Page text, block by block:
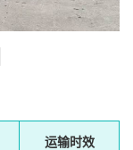
运输时效